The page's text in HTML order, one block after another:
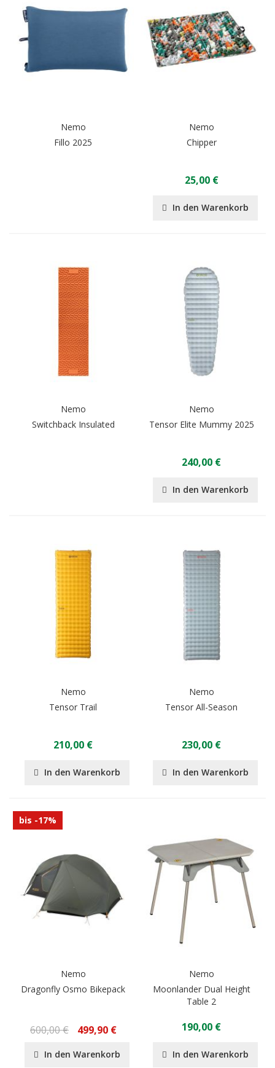
Nemo
Fillo 2025
Nemo
Chipper
25,00 €
In den Warenkorb
Nemo
Switchback Insulated
Nemo
Tensor Elite Mummy 2025
240,00 €
In den Warenkorb
Nemo
Tensor Trail
210,00 €
In den Warenkorb
Nemo
Tensor All-Season
230,00 €
In den Warenkorb
bis -17%
Nemo
Dragonfly Osmo Bikepack
600,00 € 499,90 €
In den Warenkorb
Nemo
Moonlander Dual Height
Table 2
190,00 €
In den Warenkorb